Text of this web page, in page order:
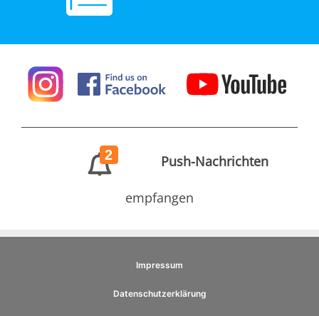
2 Push-Nachrichten
empfangen
Impressum
Datenschutzerklärung